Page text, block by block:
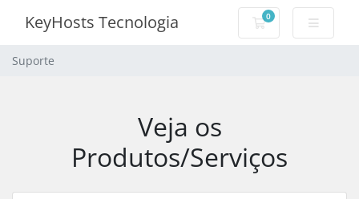
KeyHosts Tecnologia 0
Carrinho de
Suporte
Veja os
Produtos/Serviços